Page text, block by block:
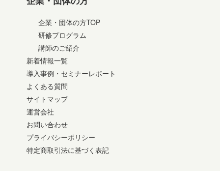
企業・団体の方TOP
研修プログラム
講師のご紹介
新着情報一覧
導入事例・セミナーレポート
よくある質問
サイトマップ
運営会社
お問い合わせ
プライバシーポリシー
特定商取引法に基づく表記